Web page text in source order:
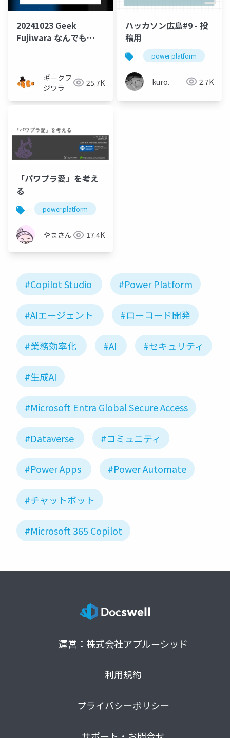
20241023 Geek
Fujiwara なんでも
ギークフ
ジワラ
25.7K
ハッカソン広島#9 - 投
稿用
power platform
kuro. 2.7K
「パワプラ愛」を考え
る
power platform
やまさん 17.4K
#Copilot Studio #Power Platform
#AIエージェント #ローコード開発
#業務効率化 #AI #セキュリティ
#生成AI
#Microsoft Entra Global Secure Access
#Dataverse #コミュニティ
#Power Apps #Power Automate
#チャットボット
#Microsoft 365 Copilot
運営：株式会社アプルーシッド
利用規約
プライバシーポリシー